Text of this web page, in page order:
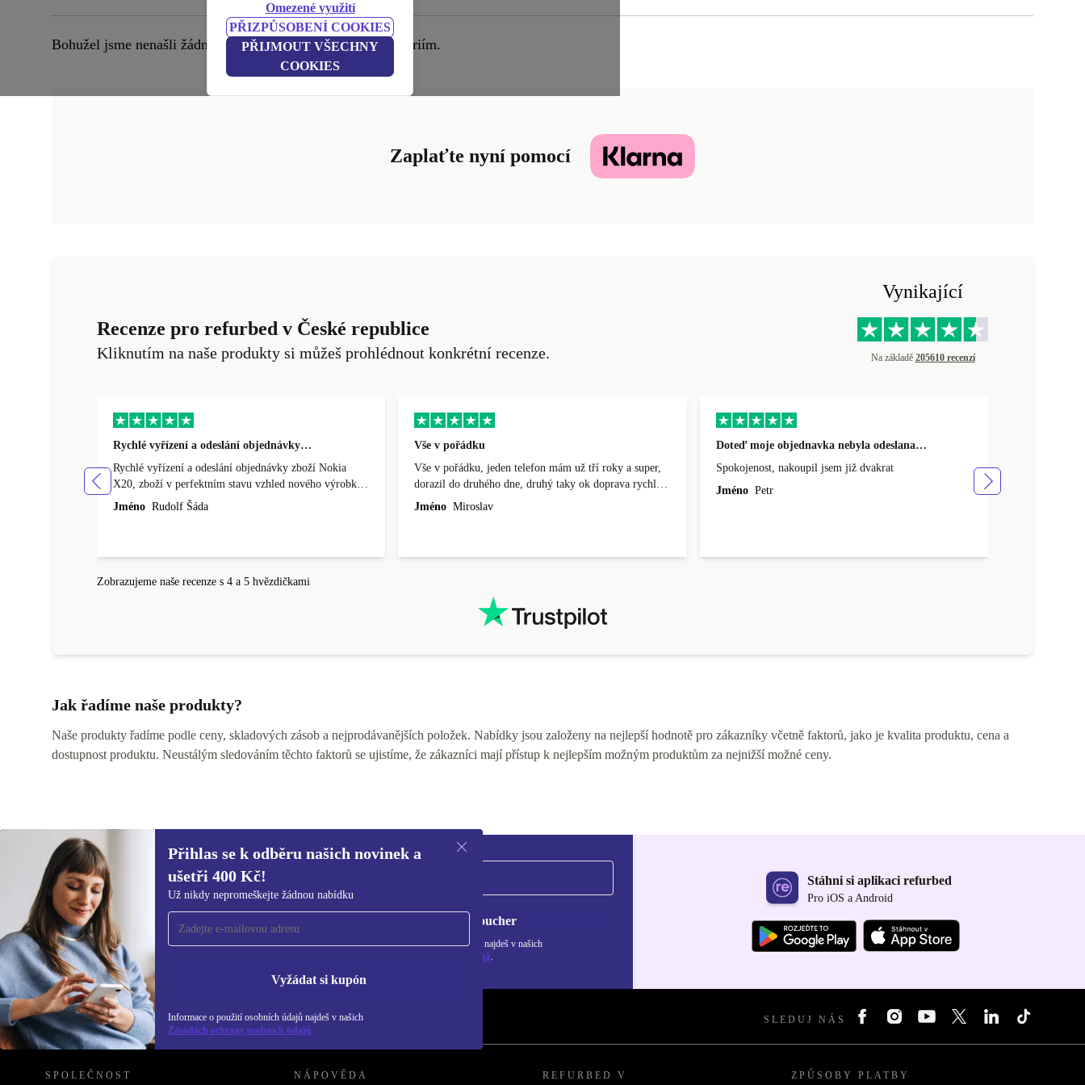
Omezené využití
PŘIZPŮSOBENÍ COOKIES
PŘIJMOUT VŠECHNY
COOKIES
Bohužel jsme nenašli žádné produkty odpovídající tvým kritériím.
Zaplaťte nyní pomocí
Recenze pro refurbed v České republice
Kliknutím na naše produkty si můžeš prohlédnout konkrétní recenze.
Vynikající
Na základě 205610 recenzí
Rychlé vyřízení a odeslání objednávky…
Rychlé vyřízení a odeslání objednávky zboží Nokia
X20, zboží v perfektním stavu vzhled nového výrobku,
cena výborná, funguje v pořádku, obchod doporučuji.
Jméno Rudolf Šáda
Vše v pořádku
Vše v pořádku, jeden telefon mám už tří roky a super,
dorazil do druhého dne, druhý taky ok doprava rychlá
do dvou dnů.
Jméno Miroslav
Doteď moje objednavka nebyla odeslana…
Spokojenost, nakoupil jsem již dvakrat
Jméno Petr
Zobrazujeme naše recenze s 4 a 5 hvězdičkami
Jak řadíme naše produkty?
Naše produkty řadíme podle ceny, skladových zásob a nejprodávanějších položek. Nabídky jsou založeny na nejlepší hodnotě pro zákazníky včetně faktorů, jako je kvalita produktu, cena a
dostupnost produktu. Neustálým sledováním těchto faktorů se ujistíme, že zákazníci mají přístup k nejlepším možným produktům za nejnižší možné ceny.
Přihlas se k odběru našich novinek a
ušetři 400 Kč!
Už nikdy nepromeškejte žádnou nabídku
Vyžádat si kupón
Informace o použití osobních údajů najdeš v našich
Zásadách ochrany osobních údajů
Přihlas se k odběru našich novinek a
ušetři 400 Kč!
Už nikdy nepromeškej žádnou nabídku.
Chci voucher
Informace o použití osobních údajů najdeš v našich
Zásadách ochrany osobních údajů.
Stáhni si aplikaci refurbed
Pro iOS a Android
REFURBED ČESKO - RETHINK NEW. SLEDUJ NÁS
SPOLEČNOST NÁPOVĚDA REFURBED V ZPŮSOBY PLATBY